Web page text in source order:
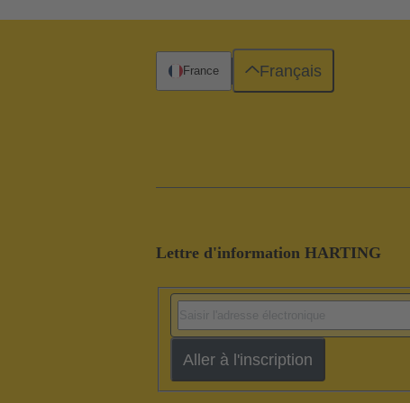
Lettre d'information HARTING
Aller à l'inscription
France Français